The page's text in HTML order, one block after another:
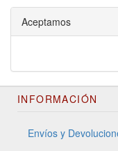
Aceptamos
INFORMACIÓN
Envíos y